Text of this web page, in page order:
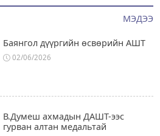
МЭДЭЭ
Баянгол дүүргийн өсвөрийн АШТ
02/06/2026
В.Думеш ахмадын ДАШТ-ээс
гурван алтан медальтай